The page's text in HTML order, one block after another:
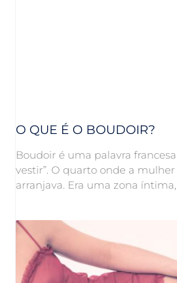
O QUE É O BOUDOIR?
Boudoir é uma palavra
vestir”. O quarto onde a
arranjava. Era uma zona